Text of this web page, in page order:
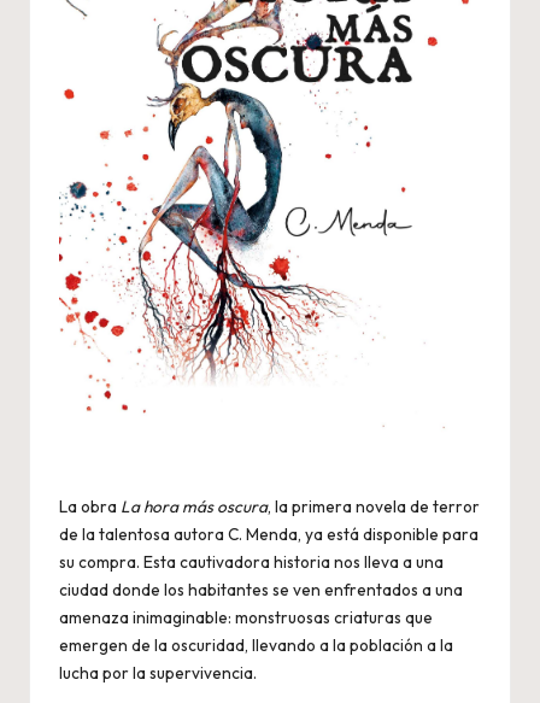
La obra La hora más oscura, la primera novela de terror
de la talentosa autora C. Menda, ya está disponible para
su compra. Esta cautivadora historia nos lleva a una
ciudad donde los habitantes se ven enfrentados a una
amenaza inimaginable: monstruosas criaturas que
emergen de la oscuridad, llevando a la población a la
lucha por la supervivencia.